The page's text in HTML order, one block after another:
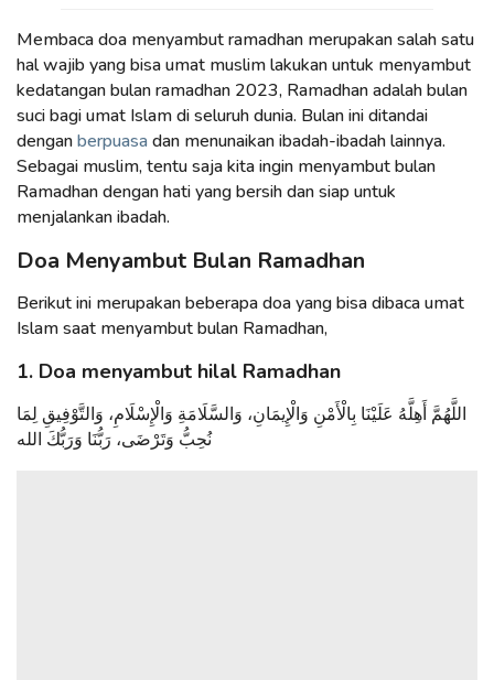
Membaca doa menyambut ramadhan merupakan salah satu
hal wajib yang bisa umat muslim lakukan untuk menyambut
kedatangan bulan ramadhan 2023, Ramadhan adalah bulan
suci bagi umat Islam di seluruh dunia. Bulan ini ditandai
denganberpuasadan menunaikan ibadah-ibadah lainnya.
Sebagai muslim, tentu saja kita ingin menyambut bulan
Ramadhan dengan hati yang bersih dan siap untuk
menjalankan ibadah.
Doa Menyambut Bulan Ramadhan
Berikut ini merupakan beberapa doa yang bisa dibaca umat
Islam saat menyambut bulan Ramadhan,
1. Doa menyambut hilal Ramadhan
اللَّهُمَّ أَهِلَّهُ عَلَيْنَا بِالْأَمْنِ وَالْإِيمَانِ، وَالسَّلَامَةِ وَالْإِسْلَامِ، وَالتَّوْفِيقِ لِمَا
نُحِبُّ وَتَرْضَى، رَبُّنَا وَرَبُّكَ الله